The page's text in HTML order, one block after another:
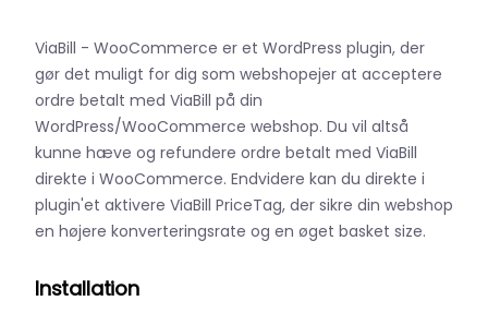
ViaBill - WooCommerce er et WordPress plugin, der
gør det muligt for dig som webshopejer at acceptere
ordre betalt med ViaBill på din
WordPress/WooCommerce webshop. Du vil altså
kunne hæve og refundere ordre betalt med ViaBill
direkte i WooCommerce. Endvidere kan du direkte i
plugin'et aktivere ViaBill PriceTag, der sikre din webshop
en højere konverteringsrate og en øget basket size.
Installation